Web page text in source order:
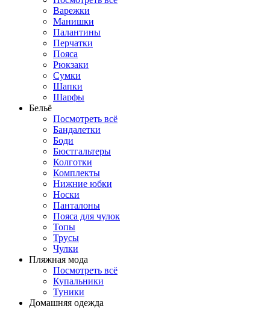
Варежки
Манишки
Палантины
Перчатки
Пояса
Рюкзаки
Сумки
Шапки
Шарфы
Бельё
Посмотреть всё
Бандалетки
Боди
Бюстгальтеры
Колготки
Комплекты
Нижние юбки
Носки
Панталоны
Поясa для чулок
Топы
Трусы
Чулки
Пляжная мода
Посмотреть всё
Купальники
Туники
Домашняя одежда